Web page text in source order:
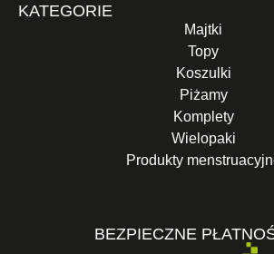
KATEGORIE
Majtki
Topy
Koszulki
Piżamy
Komplety
Wielopaki
Produkty
BEZPIECZNE